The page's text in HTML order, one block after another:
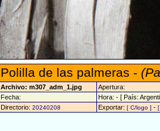
Polilla de las palmeras -
Archivo: m307_adm_1.jpg
Apertura:
Fecha:
Hora: - [ País:
Directorio: 20240208 Exportar: [ C/logo ] -